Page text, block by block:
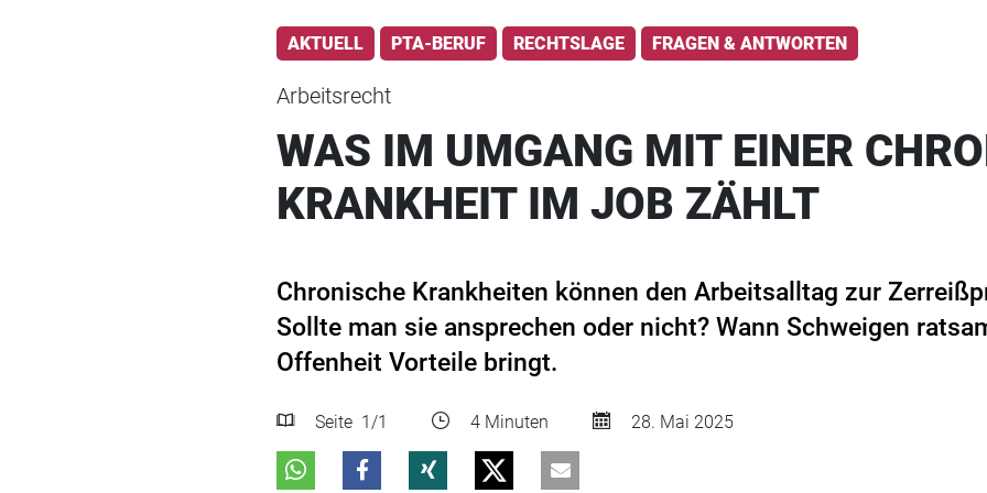
AKTUELL PTA-BERUF RECHTSLAGE FRAGEN & ANTWORTEN
Arbeitsrecht
WAS IM UMGANG MIT EINER
KRANKHEIT IM JOB ZÄHLT
Chronische Krankheiten können den Arbeitsalltag zur
Sollte man sie ansprechen oder nicht? Wann Schweigen
Offenheit Vorteile bringt.
Seite 1 /1 4 Minuten 28. Mai 2025